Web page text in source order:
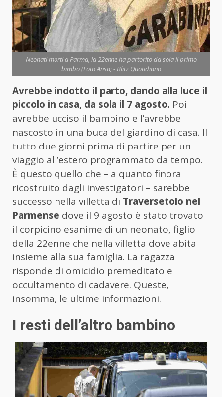
Neonati morti a Parma, la 22enne ha partorito da sola il primo
bimbo (Foto Ansa) - Blitz Quotidiano
Avrebbe indotto il parto, dando alla luce il
piccolo in casa, da sola il 7 agosto. Poi
avrebbe ucciso il bambino e l’avrebbe
nascosto in una buca del giardino di casa. Il
tutto due giorni prima di partire per un
viaggio all’estero programmato da tempo.
È questo quello che – a quanto finora
ricostruito dagli investigatori – sarebbe
successo nella villetta di Traversetolo nel
Parmense dove il 9 agosto è stato trovato
il corpicino esanime di un neonato, figlio
della 22enne che nella villetta dove abita
insieme alla sua famiglia. La ragazza
risponde di omicidio premeditato e
occultamento di cadavere. Queste,
insomma, le ultime informazioni.
I resti dell’altro bambino